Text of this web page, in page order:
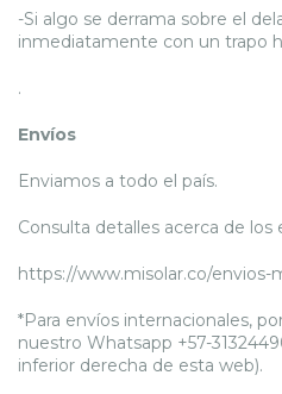
-Si algo se derrama sobre el
inmediatamente con un trapo
.
Envíos
Enviamos a todo el país.
Consulta detalles acerca de los
https://www.misolar.co/envios-
*Para envíos internacionales,
nuestro Whatsapp +57-
inferior derecha de esta web).